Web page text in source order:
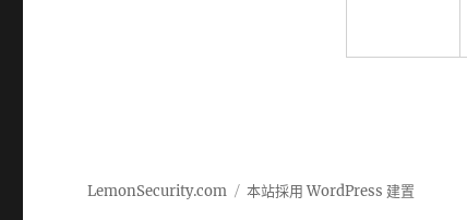
LemonSecurity.com 本站採用 WordPress 建置